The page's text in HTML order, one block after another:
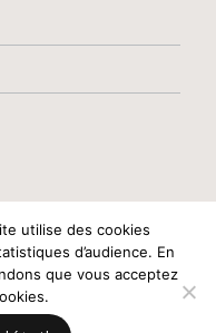
utilise des cookies
d’audience. En
que vous acceptez